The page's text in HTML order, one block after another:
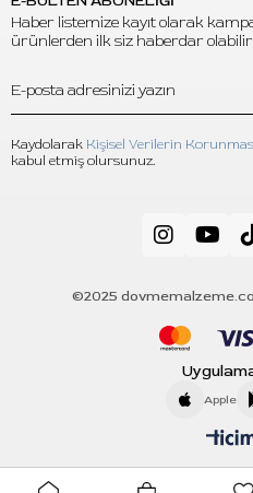
Haber listemize kayıt olarak
ürünlerden ilk siz haberdar
Kaydolarak Kişisel Verilerin
kabul etmiş olursunuz.
©2025
Apple